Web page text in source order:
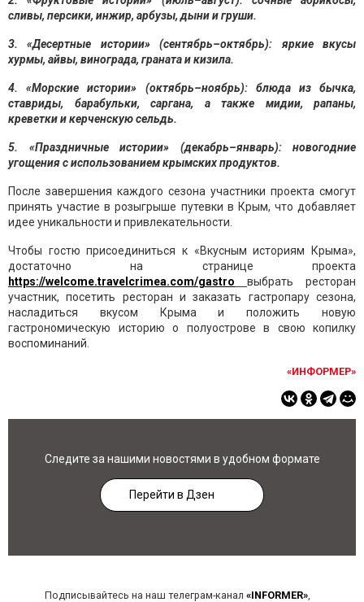
сливы, персики, инжир, арбузы, дыни и груши.
3. «Десертные истории» (сентябрь–октябрь): яркие вкусы
хурмы, айвы, винограда, граната и кизила.
4. «Морские истории» (октябрь–ноябрь): блюда из бычка,
ставриды, барабульки, саргана, а также мидии, рапаны,
креветки и керченскую сельдь.
5. «Праздничные истории» (декабрь–январь): новогодние
угощения с использованием крымских продуктов.
После завершения каждого сезона участники проекта смогут
принять участие в розыгрыше путевки в Крым, что добавляет
идее уникальности и привлекательности.
Чтобы гостю присоединиться к «Вкусным историям Крыма»,
достаточно на странице проекта
https://welcome.travelcrimea.com/gastro
выбрать ресторан
участник, посетить ресторан и заказать гастропару сезона,
насладиться вкусом Крыма и положить новую
гастрономическую историю о полуострове в свою копилку
воспоминаний.
«ИНФОРМЕР»
Следите за нашими новостями в удобном формате
Перейти в Дзен
Подписывайтесь на наш телеграм-канал «INFORMER»,